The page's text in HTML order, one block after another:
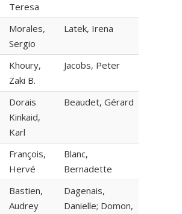
Teresa
Morales,
Sergio
Latek, Irena
Khoury,
Zaki B.
Jacobs, Peter
Dorais
Kinkaid,
Karl
Beaudet, Gérard
François,
Hervé
Blanc,
Bernadette
Bastien,
Audrey
Dagenais,
Danielle; Domon,